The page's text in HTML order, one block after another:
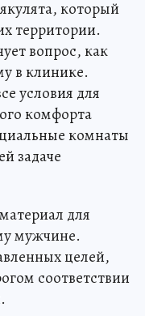
который
территории.
вопрос, как
в клинике.
условия для
комфорта
комнаты
задаче
для
мужчине.
целей,
соответствии